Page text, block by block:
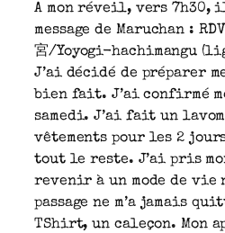
A mon réveil, vers 7h30,
message de Maruchan :
宮/Yoyogi-hachimangu
J’ai décidé de préparer
bien fait. J’ai confirmé
samedi. J’ai fait un
vêtements pour les 2
tout le reste. J’ai pris
revenir à un mode de vie
passage ne m’a jamais
TShirt, un caleçon. Mon